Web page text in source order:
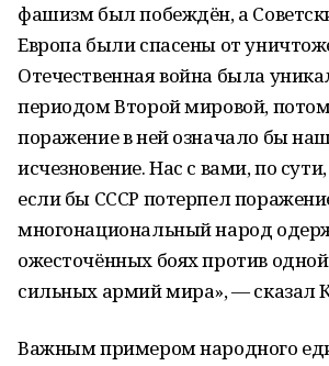
фашизм был побеждён, а
Европа были спасены от
Отечественная война была
периодом Второй мировой,
поражение в ней означало бы
исчезновение. Нас с вами, по
если бы СССР потерпел
многонациональный народ
ожесточённых боях против
сильных армий мира», — сказал
Важным примером народного